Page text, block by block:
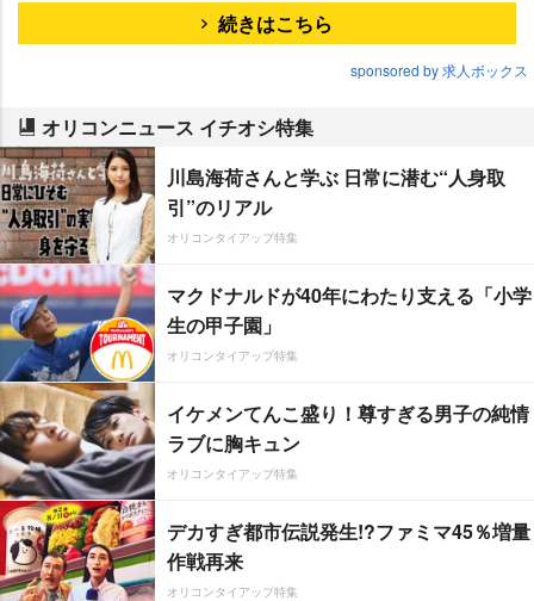
続きはこちら
sponsored by 求人ボックス
オリコンニュース イチオシ特集
川島海荷さんと学ぶ 日常に潜む“人身取
引”のリアル
オリコンタイアップ特集
マクドナルドが40年にわたり支える「小学
生の甲子園」
オリコンタイアップ特集
イケメンてんこ盛り！尊すぎる男子の純情
ラブに胸キュン
オリコンタイアップ特集
デカすぎ都市伝説発生!?ファミマ45％増量
作戦再来
オリコンタイアップ特集